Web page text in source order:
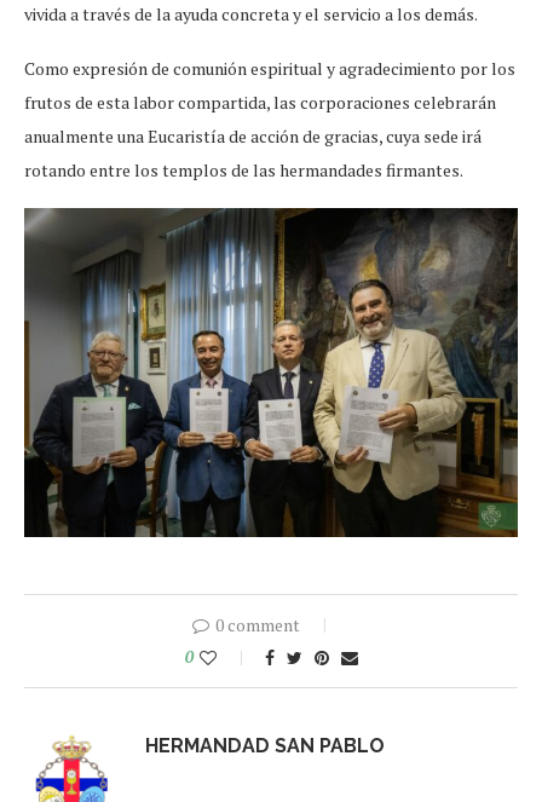
vivida a través de la ayuda concreta y el servicio a los demás.
Como expresión de comunión espiritual y agradecimiento por los
frutos de esta labor compartida, las corporaciones celebrarán
anualmente una Eucaristía de acción de gracias, cuya sede irá
rotando entre los templos de las hermandades firmantes.
0 comment
0
HERMANDAD SAN PABLO